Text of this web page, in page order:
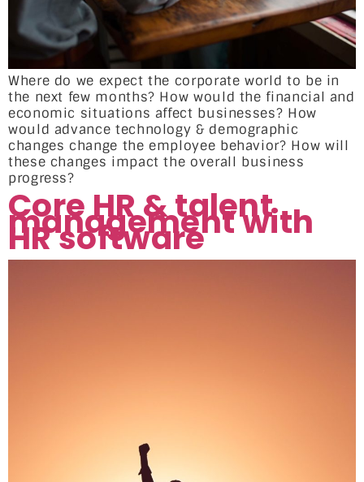
Where do we expect the corporate world to be in
the next few months? How would the financial and
economic situations affect businesses? How
would advance technology & demographic
changes change the employee behavior? How will
these changes impact the overall business
progress?
Core HR & talent
management with
HR software